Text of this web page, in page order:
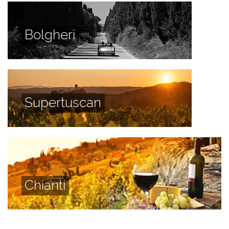
Bolgheri
Supertuscan
Chianti